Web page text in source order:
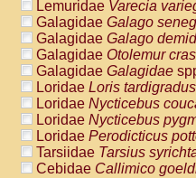
AtelidaeAlouattaspp.(0)
AtelidaeAteles
AtelidaeAteles geoffroyi
AtelidaeAteles paniscus
AtelidaeAtelesspp.(0)
Atelidae Lagothrix
AtelidaeLagothrix
PitheciidaeCacajao
PitheciidaeCallicebus
PitheciidaeCallicebus
PitheciidaeCallicebus
Lemuridae Varecia
Galagidae Galago
Galagidae Galago
Galagidae Otolemur
Galagidae Galagidae
Loridae Loris tardigradus
Loridae Nycticebus
Loridae Nycticebus
Loridae Perodicticus
Tarsiidae Tarsius
Cebidae Callimico